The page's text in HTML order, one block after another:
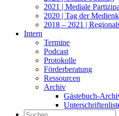
2021 | Mediale
2020 | Tag der
2018 – 2021 |
Intern
Termine
Podcast
Protokolle
Förderberatung
Ressourcen
Archiv
Gästebuch-
Suche